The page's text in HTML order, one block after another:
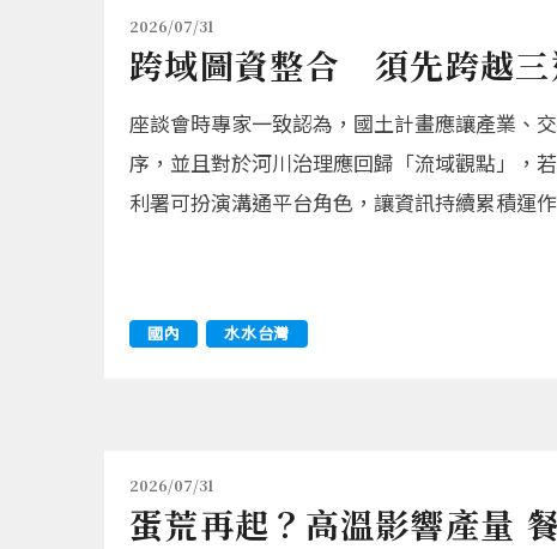
2026/07/31
跨域圖資整合 須先跨越三
座談會時專家一致認為，國土計畫應讓產業、
序，並且對於河川治理應回歸「流域觀點」，
利署可扮演溝通平台角色，讓資訊持續累積運作
國內 水水台灣
2026/07/31
蛋荒再起？高溫影響產量